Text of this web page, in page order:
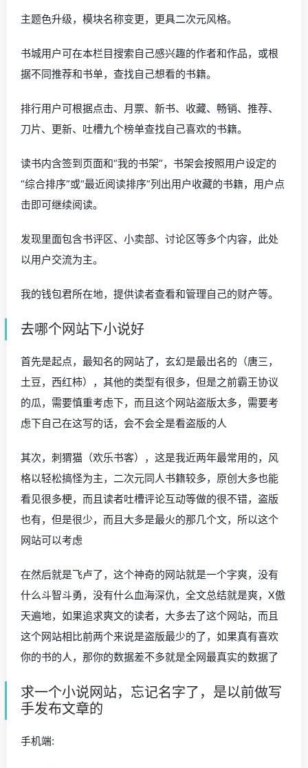
主题色升级，模块名称变更，更具二次元风格。
书城用户可在本栏目搜索自己感兴趣的作者和作品，或根
据不同推荐和书单，查找自己想看的书籍。
排行用户可根据点击、月票、新书、收藏、畅销、推荐、
刀片、更新、吐槽九个榜单查找自己喜欢的书籍。
读书内含签到页面和“我的书架”，书架会按照用户设定的
“综合排序”或“最近阅读排序”列出用户收藏的书籍，用户点
击即可继续阅读。
发现里面包含书评区、小卖部、讨论区等多个内容，此处
以用户交流为主。
我的钱包君所在地，提供读者查看和管理自己的财产等。
去哪个网站下小说好
首先是起点，最知名的网站了，玄幻是最出名的（唐三，
土豆，西红柿），其他的类型有很多，但是之前霸王协议
的瓜，需要慎重考虑下，而且这个网站盗版太多，需要考
虑下自己在这写的话，会不会全是看盗版的人
其次，刺猬猫（欢乐书客），这是我近两年最常用的，风
格以轻松搞怪为主，二次元同人书籍较多，原创大多也能
看见很多梗，而且读者吐槽评论互动等做的很不错，盗版
也有，但是很少，而且大多是最火的那几个文，所以这个
网站可以考虑
在然后就是飞卢了，这个神奇的网站就是一个字爽，没有
什么斗智斗勇，没有什么血海深仇，全文总结就是爽，X傲
天遍地，如果追求爽文的读者，大多去了这个网站，而且
这个网站相比前两个来说是盗版最少的了，如果真有喜欢
你的书的人，那你的数据差不多就是全网最真实的数据了
求一个小说网站，忘记名字了，是以前做写
手发布文章的
手机端: